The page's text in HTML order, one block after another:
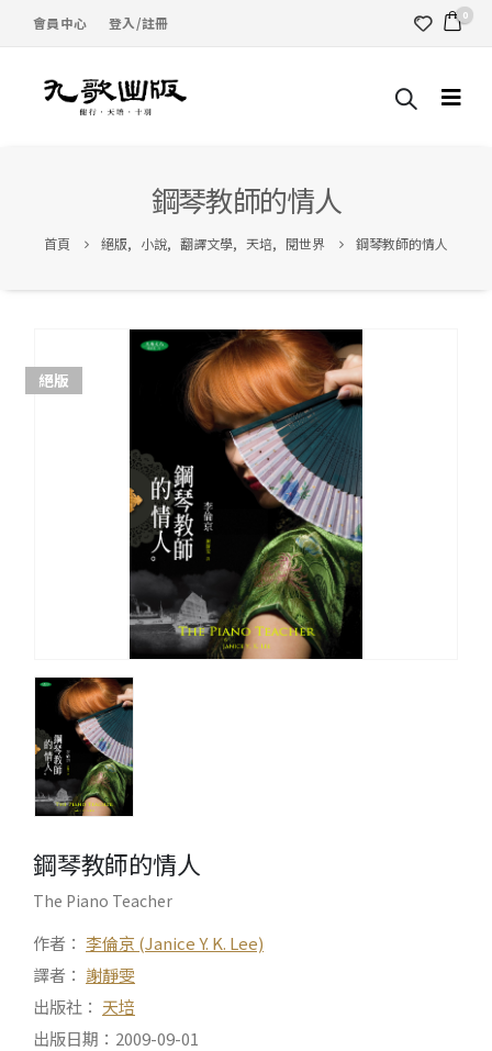
會員中心 登入/註冊 0
鋼琴教師的情人
首頁 絕版, 小說, 翻譯文學, 天培, 閱世界 鋼琴教師的情人
絕版
鋼琴教師的情人
The Piano Teacher
作者： 李倫京 (Janice Y. K. Lee)
譯者： 謝靜雯
出版社： 天培
出版日期：2009-09-01